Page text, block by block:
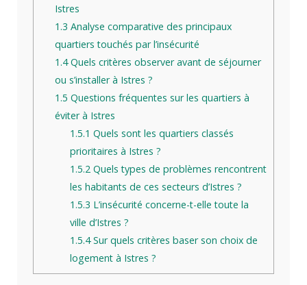
Istres
1.3 Analyse comparative des principaux
quartiers touchés par l’insécurité
1.4Quels critères observer avant de séjourner
ou s’installer à Istres ?
1.5 Questions fréquentes sur les quartiers à
éviter à Istres
1.5.1 Quels sont les quartiers classés
prioritaires à Istres ?
1.5.2 Quels types de problèmes rencontrent
les habitants de ces secteurs d’Istres ?
1.5.3 L’insécurité concerne-t-elle toute la
ville d’Istres ?
1.5.4Sur quels critères baser son choix de
logement à Istres ?